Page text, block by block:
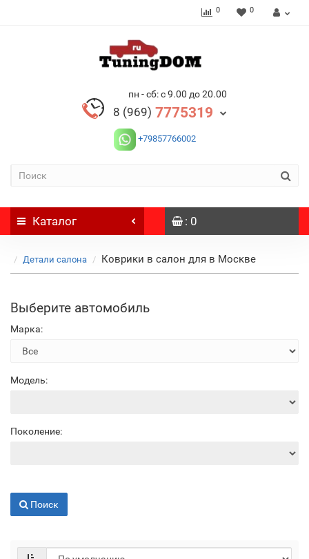
0 0
пн - сб: с 9.00 до 20.00
8 (969) 7775319
+79857766002
Каталог : 0
Детали салона Коврики в салон для в Москве
Выберите автомобиль
Марка:
Модель:
Поколение:
Поиск